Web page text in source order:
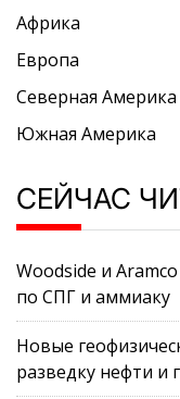
Африка
Европа
Северная Америка
Южная Америка
СЕЙЧАС
Woodside и
по СПГ и аммиаку
Новые
разведку нефти и